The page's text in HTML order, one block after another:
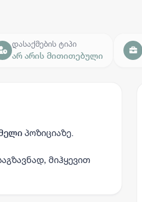
დასაქმების ტიპი
არ არის მითითებული
პოზიციაზე.
მიჰყევით